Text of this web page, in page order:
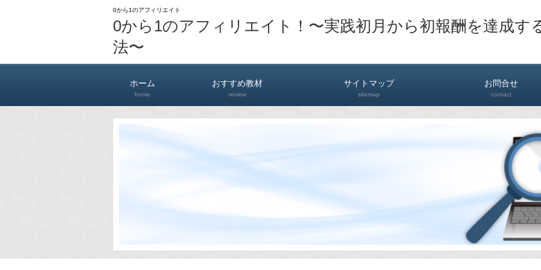
0から1のアフィリエイト
0から1のアフィリエイト！〜実践初月から初報酬を達成す
法〜
ホーム
home
おすすめ教材
review
サイトマップ
sitemap
お問合せ
contact